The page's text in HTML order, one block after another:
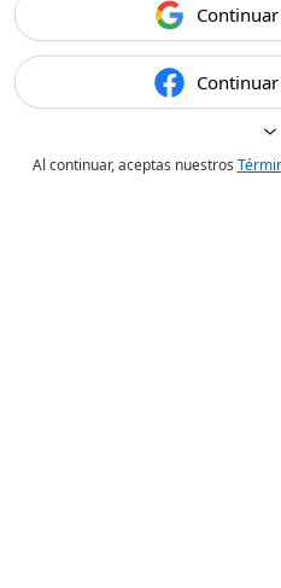
Al continuar, aceptas nuestros